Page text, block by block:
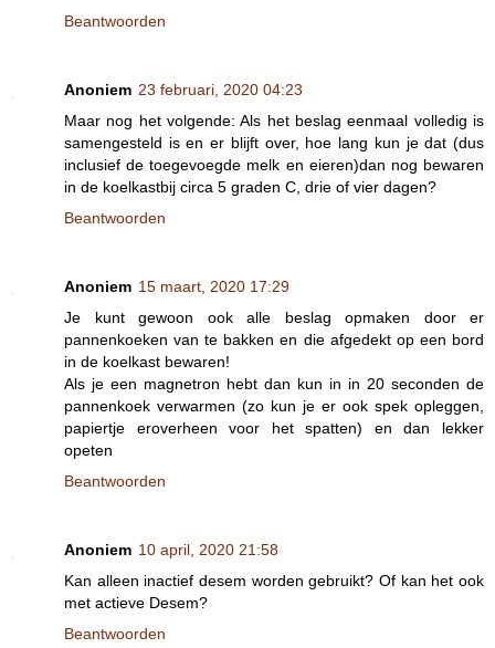
Beantwoorden
Anoniem 23 februari, 2020 04:23
Maar nog het volgende: Als het beslag eenmaal volledig is
samengesteld is en er blijft over, hoe lang kun je dat (dus
inclusief de toegevoegde melk en eieren)dan nog bewaren
in de koelkastbij circa 5 graden C, drie of vier dagen?
Beantwoorden
Anoniem 15 maart, 2020 17:29
Je kunt gewoon ook alle beslag opmaken door er
pannenkoeken van te bakken en die afgedekt op een bord
in de koelkast bewaren!
Als je een magnetron hebt dan kun in in 20 seconden de
pannenkoek verwarmen (zo kun je er ook spek opleggen,
papiertje eroverheen voor het spatten) en dan lekker
opeten
Beantwoorden
Anoniem 10 april, 2020 21:58
Kan alleen inactief desem worden gebruikt? Of kan het ook
met actieve Desem?
Beantwoorden